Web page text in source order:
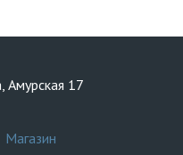
Амурская 17
Магазин